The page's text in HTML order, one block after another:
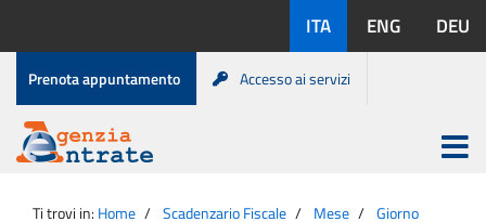
contenuto
disponibili:
ITA ENG DEU
Menu
di
servizio
Prenota appuntamento Accesso ai servizi
Agenzia
Apri
menu
Ti trovi in: Home Scadenzario Fiscale Mese
Giorno